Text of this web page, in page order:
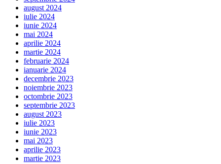
august 2024
iulie 2024
iunie 2024
mai 2024
aprilie 2024
martie 2024
februarie 2024
ianuarie 2024
decembrie 2023
noiembrie 2023
octombrie 2023
septembrie 2023
august 2023
iulie 2023
iunie 2023
mai 2023
aprilie 2023
martie 2023